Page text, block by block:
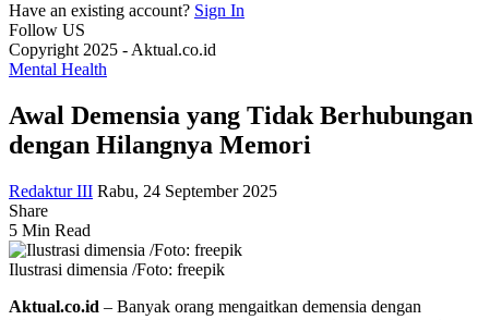
Have an existing account? Sign In
Follow US
Copyright 2025 - Aktual.co.id
Mental Health
Awal Demensia yang Tidak Berhubungan
dengan Hilangnya Memori
Redaktur III Rabu, 24 September 2025
Share
5 Min Read
Ilustrasi dimensia /Foto: freepik
Aktual.co.id – Banyak orang mengaitkan demensia dengan